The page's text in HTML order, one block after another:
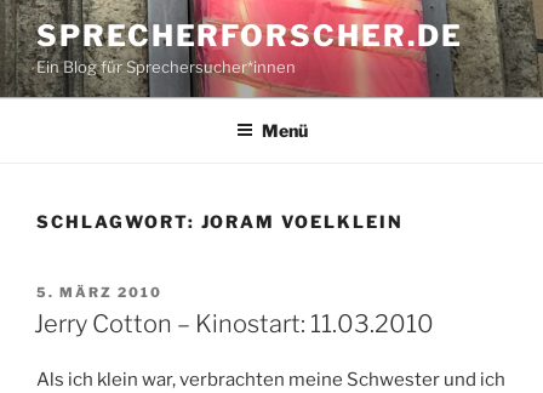
Zum
Inhalt
springen
SPRECHERFORSCHER.DE
Ein Blog für Sprechersucher*innen
Menü
SCHLAGWORT: JORAM VOELKLEIN
VERÖFFENTLICHT
AM
5. MÄRZ 2010
Jerry Cotton – Kinostart: 11.03.2010
Als ich klein war, verbrachten meine Schwester und ich